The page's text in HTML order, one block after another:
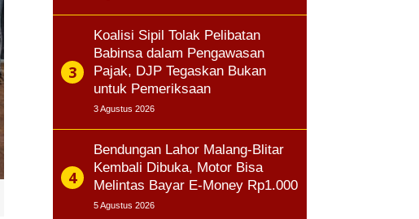
Koalisi Sipil Tolak Pelibatan
Babinsa dalam Pengawasan
Pajak, DJP Tegaskan Bukan
untuk Pemeriksaan
3 Agustus 2026
Bendungan Lahor Malang-Blitar
Kembali Dibuka, Motor Bisa
Melintas Bayar E-Money Rp1.000
5 Agustus 2026